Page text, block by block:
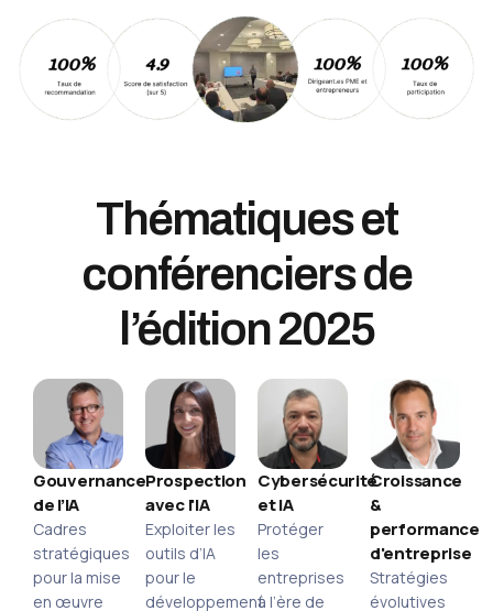
Thématiques et
conférenciers de
l’édition 2025
Gouvernance
de l’IA
Cadres
stratégiques
pour la mise
en œuvre
Prospection
avec l'IA
Exploiter les
outils d’IA
pour le
développement
Cybersécurité
et IA
Protéger
les
entreprises
à l’ère de
Croissance
&
performance
d'entreprise
Stratégies
évolutives